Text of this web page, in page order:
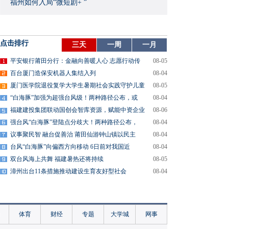
福州如何入局“微短剧+ ”
点击排行 三天 一周 一月
平安银行莆田分行：金融向善暖人心 志愿行动传
08-05
百台厦门造保安机器人集结入列
08-04
厦门医学院退役复学大学生暑期社会实践守护儿童
08-05
“白海豚”加强为超强台风级！两种路径公布，或
08-04
福建建投集团联动国创会智库资源，赋能中资企业
08-06
强台风“白海豚”登陆点分歧大！两种路径公布，
08-04
议事聚民智 融台促善治 莆田仙游钟山镇以民主
08-04
台风“白海豚”向偏西方向移动 6日前对我国近
08-04
双台风海上共舞 福建暑热还将持续
08-05
漳州出台11条措施推动建设生育友好型社会
08-04
体育 财经 专题 大学城 网事